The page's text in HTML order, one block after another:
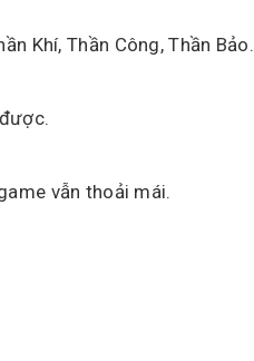
Khí, Thần Công, Thần Bảo.
vẫn thoải mái.